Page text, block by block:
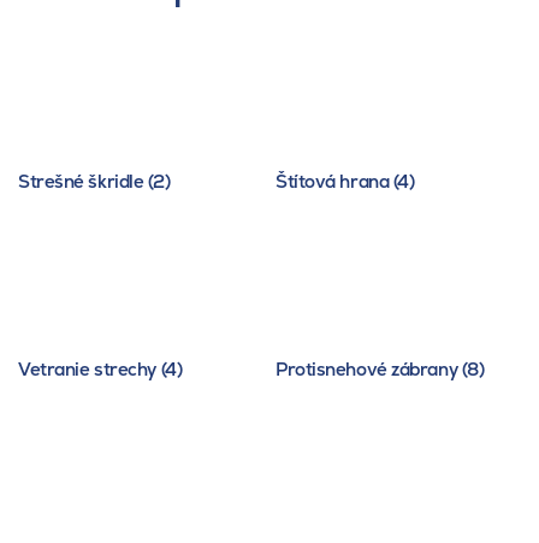
Strešné škridle (2) Štítová hrana (4)
Vetranie strechy (4) Protisnehové zábrany (8)